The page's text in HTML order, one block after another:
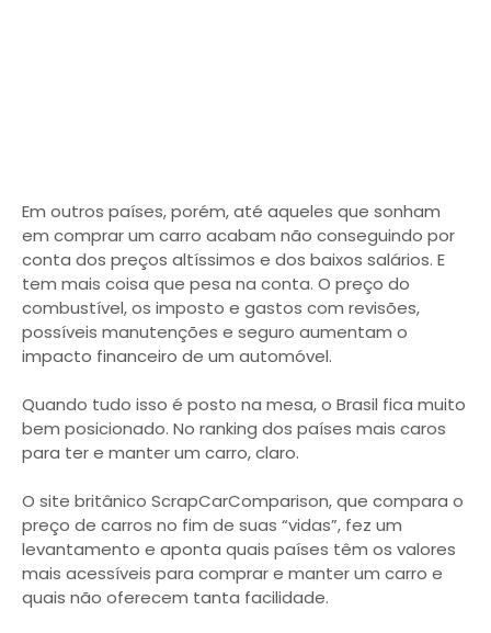
Em outros países, porém, até aqueles que sonham
em comprar um carro acabam não conseguindo por
conta dos preços altíssimos e dos baixos salários. E
tem mais coisa que pesa na conta. O preço do
combustível, os imposto e gastos com revisões,
possíveis manutenções e seguro aumentam o
impacto financeiro de um automóvel.
Quando tudo isso é posto na mesa, o Brasil fica muito
bem posicionado. No ranking dos países mais caros
para ter e manter um carro, claro.
O site britânico ScrapCarComparison, que compara o
preço de carros no fim de suas “vidas”, fez um
levantamento e aponta quais países têm os valores
mais acessíveis para comprar e manter um carro e
quais não oferecem tanta facilidade.